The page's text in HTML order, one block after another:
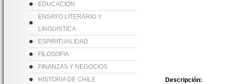
EDUCACION
ENSAYO LITERARIO Y
LINGUISTICA
ESPIRITUALIDAD
FILOSOFIA
FINANZAS Y NEGOCIOS
HISTORIA DE CHILE
Descripción: